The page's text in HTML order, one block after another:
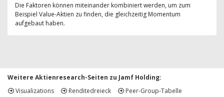
Die Faktoren können miteinander kombiniert werden, um zum
Beispiel Value-Aktien zu finden, die gleichzeitig Momentum
aufgebaut haben.
Weitere Aktienresearch-Seiten zu Jamf Holding:
Visualizations
Renditedreieck
Peer-Group-Tabelle